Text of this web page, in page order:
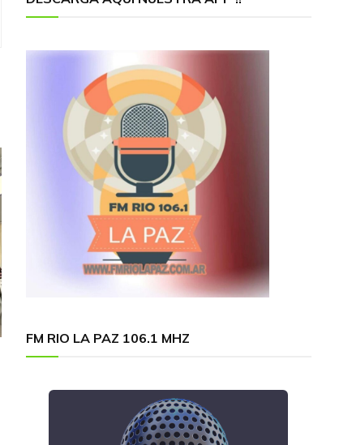
FM RIO LA PAZ 106.1 MHZ